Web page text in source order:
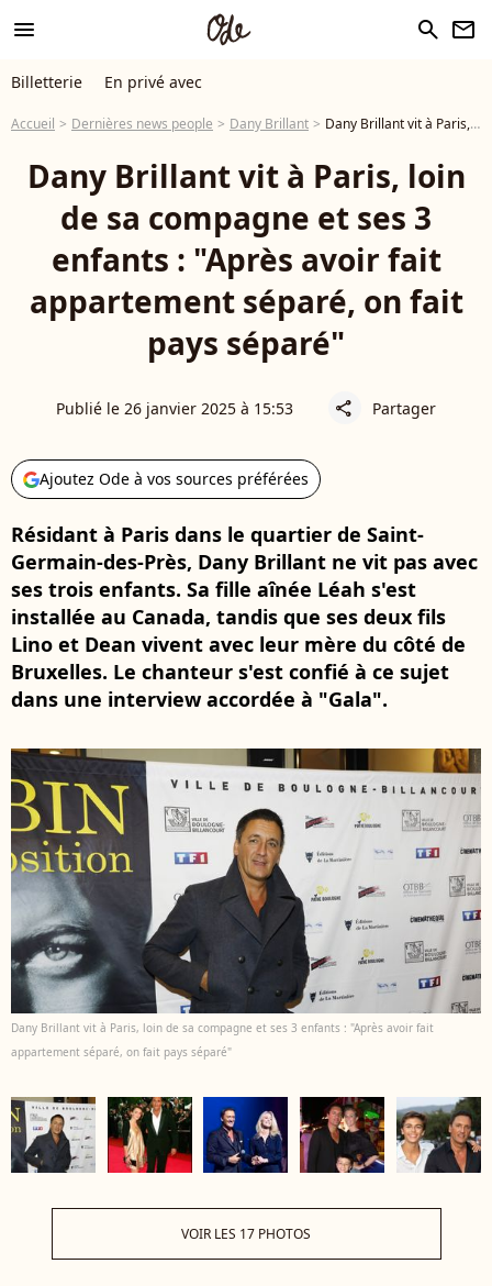
menu search newsletter
Billetterie En privé avec
Accueil Dernières news people Dany Brillant Dany Brillant vit à Paris, loin de sa compagne et ses 3 enfants : "Après avoir fait appartement séparé, on fait pays séparé"
Dany Brillant vit à Paris, loin
de sa compagne et ses 3
enfants : "Après avoir fait
appartement séparé, on fait
pays séparé"
Publié le 26 janvier 2025 à 15:53 share Partager
Ajoutez Ode à vos sources préférées
Résidant à Paris dans le quartier de Saint-
Germain-des-Près, Dany Brillant ne vit pas avec
ses trois enfants. Sa fille aînée Léah s'est
installée au Canada, tandis que ses deux fils
Lino et Dean vivent avec leur mère du côté de
Bruxelles. Le chanteur s'est confié à ce sujet
dans une interview accordée à "Gala".
Dany Brillant vit à Paris, loin de sa compagne et ses 3 enfants : "Après avoir fait
appartement séparé, on fait pays séparé"
VOIR LES 17 PHOTOS